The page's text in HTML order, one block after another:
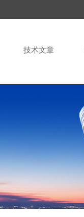
技术文章